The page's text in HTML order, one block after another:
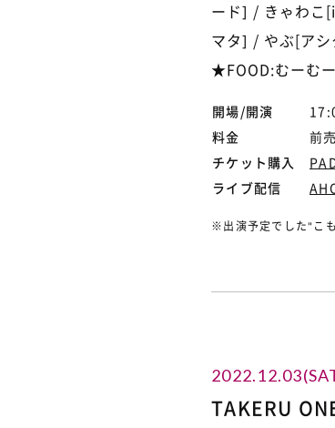
ード] / きゃわこ
マタ] / やぶ[ア
★FOOD:むーむ
開場/開演
料金
前
チケット購入
ライブ配信
※出演予定でした"こ
TAKERU